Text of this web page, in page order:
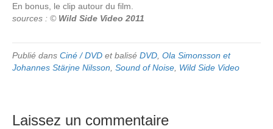
En bonus, le clip autour du film.
sources : © Wild Side Video 2011
Publié dans Ciné / DVD et balisé DVD Ola Simonsson et
Johannes Stärjne Nilsson Sound of Noise Wild Side Video
Laissez un commentaire